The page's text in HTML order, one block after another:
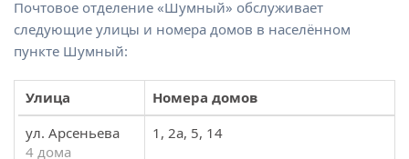
Почтовое отделение «Шумный» обслуживает
следующие улицы и номера домов в населённом
пункте Шумный:
Улица
Номера домов
ул. Арсеньева
4 дома
1, 2а, 5, 14